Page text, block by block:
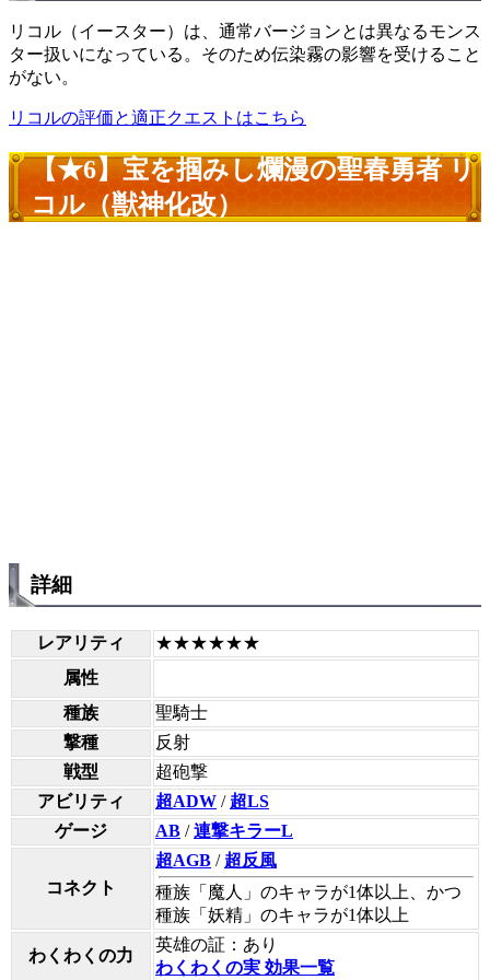
リコル（イースター）は、通常バージョンとは異なるモンス
ター扱いになっている。そのため伝染霧の影響を受けること
がない。
リコルの評価と適正クエストはこちら
【★6】宝を掴みし爛漫の聖春勇者 リ
コル（獣神化改）
詳細
レアリティ
★★★★★★
属性
種族
聖騎士
撃種
反射
戦型
超砲撃
アビリティ
超ADW / 超LS
ゲージ
AB /連撃キラーL
コネクト
超AGB / 超反風
種族「魔人」のキャラが1体以上、かつ
種族「妖精」のキャラが1体以上
わくわくの力
英雄の証：あり
わくわくの実 効果一覧